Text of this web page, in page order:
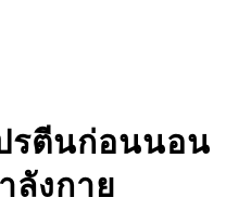
รตีนก่อนนอน
ลังกาย